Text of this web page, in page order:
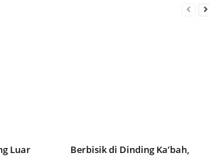
Luar
Berbisik di Dinding Ka’bah,